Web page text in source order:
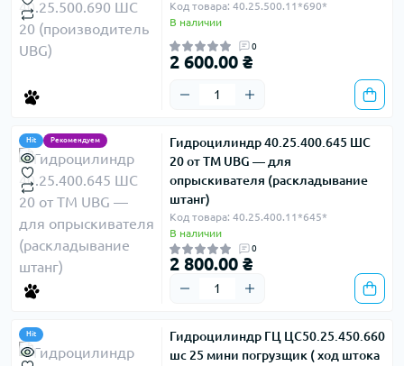
Код товара: 40.25.500.11*690*
В наличии
0
2 600.00 ₴
Hit Рекомендуем
Гидроцилиндр 40.25.400.645 ШС
20 от ТМ UBG — для
опрыскивателя (раскладывание
штанг)
Код товара: 40.25.400.11*645*
В наличии
0
2 800.00 ₴
Hit
Гидроцилиндр ГЦ ЦС50.25.450.660
шс 25 мини погрузщик ( ход штока